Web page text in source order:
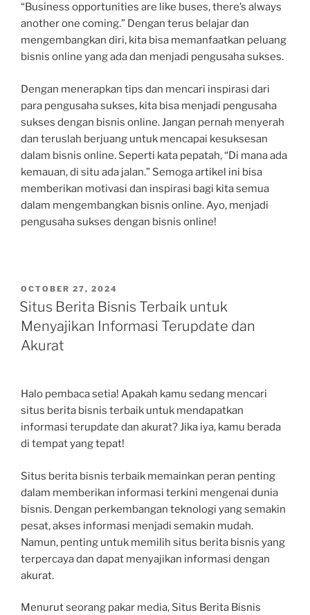
“Business opportunities are like buses, there’s always
another one coming.” Dengan terus belajar dan
mengembangkan diri, kita bisa memanfaatkan peluang
bisnis online yang ada dan menjadi pengusaha sukses.
Dengan menerapkan tips dan mencari inspirasi dari
para pengusaha sukses, kita bisa menjadi pengusaha
sukses dengan bisnis online. Jangan pernah menyerah
dan teruslah berjuang untuk mencapai kesuksesan
dalam bisnis online. Seperti kata pepatah, “Di mana ada
kemauan, di situ ada jalan.” Semoga artikel ini bisa
memberikan motivasi dan inspirasi bagi kita semua
dalam mengembangkan bisnis online. Ayo, menjadi
pengusaha sukses dengan bisnis online!
POSTED
ON
OCTOBER 27, 2024
Situs Berita Bisnis Terbaik untuk
Menyajikan Informasi Terupdate dan
Akurat
Halo pembaca setia! Apakah kamu sedang mencari
situs berita bisnis terbaik untuk mendapatkan
informasi terupdate dan akurat? Jika iya, kamu berada
di tempat yang tepat!
Situs berita bisnis terbaik memainkan peran penting
dalam memberikan informasi terkini mengenai dunia
bisnis. Dengan perkembangan teknologi yang semakin
pesat, akses informasi menjadi semakin mudah.
Namun, penting untuk memilih situs berita bisnis yang
terpercaya dan dapat menyajikan informasi dengan
akurat.
Menurut seorang pakar media, Situs Berita Bisnis